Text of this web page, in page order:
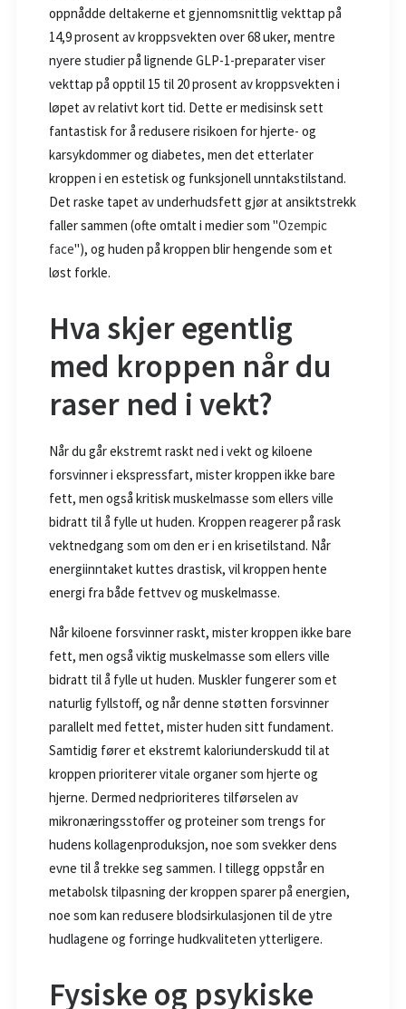
oppnådde deltakerne et gjennomsnittlig vekttap på
14,9 prosent av kroppsvekten over 68 uker, mentre
nyere studier på lignende GLP-1-preparater viser
vekttap på opptil 15 til 20 prosent av kroppsvekten i
løpet av relativt kort tid. Dette er medisinsk sett
fantastisk for å redusere risikoen for hjerte- og
karsykdommer og diabetes, men det etterlater
kroppen i en estetisk og funksjonell unntakstilstand.
Det raske tapet av underhudsfett gjør at ansiktstrekk
faller sammen (ofte omtalt i medier som "Ozempic
face"), og huden på kroppen blir hengende som et
løst forkle.
Hva skjer egentlig
med kroppen når du
raser ned i vekt?
Når du går ekstremt raskt ned i vekt og kiloene
forsvinner i ekspressfart, mister kroppen ikke bare
fett, men også kritisk muskelmasse som ellers ville
bidratt til å fylle ut huden. Kroppen reagerer på rask
vektnedgang som om den er i en krisetilstand. Når
energiinntaket kuttes drastisk, vil kroppen hente
energi fra både fettvev og muskelmasse.
Når kiloene forsvinner raskt, mister kroppen ikke bare
fett, men også viktig muskelmasse som ellers ville
bidratt til å fylle ut huden. Muskler fungerer som et
naturlig fyllstoff, og når denne støtten forsvinner
parallelt med fettet, mister huden sitt fundament.
Samtidig fører et ekstremt kaloriunderskudd til at
kroppen prioriterer vitale organer som hjerte og
hjerne. Dermed nedprioriteres tilførselen av
mikronæringsstoffer og proteiner som trengs for
hudens kollagenproduksjon, noe som svekker dens
evne til å trekke seg sammen. I tillegg oppstår en
metabolsk tilpasning der kroppen sparer på energien,
noe som kan redusere blodsirkulasjonen til de ytre
hudlagene og forringe hudkvaliteten ytterligere.
Fysiske og psykiske